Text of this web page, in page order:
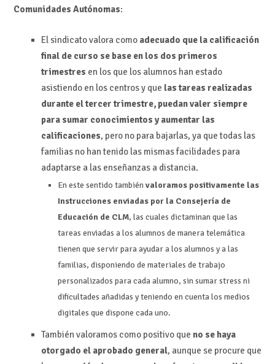
Comunidades Autónomas:
El sindicato valora como adecuado que la calificación
final de curso se base en los dos primeros
trimestres en los que los alumnos han estado
asistiendo en los centros y que las tareas realizadas
durante el tercer trimestre, puedan valer siempre
para sumar conocimientos y aumentar las
calificaciones, pero no para bajarlas, ya que todas las
familias no han tenido las mismas facilidades para
adaptarse a las enseñanzas a distancia.
En este sentido tambiénvaloramos positivamente las
Instrucciones enviadas por la Consejería de
Educación de CLM, las cuales dictaminan que las
tareas enviadas a los alumnos de manera telemática
tienen que servir para ayudar a los alumnos y a las
familias, disponiendo de materiales de trabajo
personalizados para cada alumno, sin sumar stress ni
dificultades añadidas y teniendo en cuenta los medios
digitales que dispone cada uno.
También valoramos como positivo que no se haya
otorgado el aprobado general, aunque se procure que